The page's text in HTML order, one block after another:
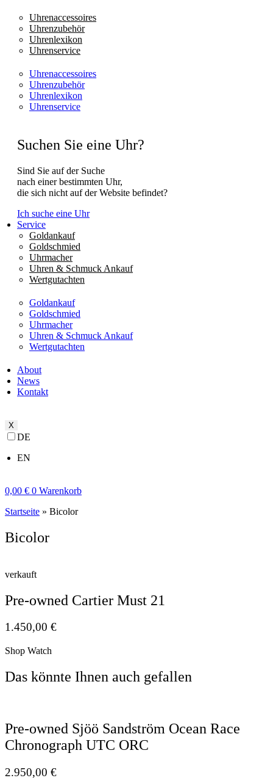
Uhrenaccessoires
Uhrenzubehör
Uhrenlexikon
Uhrenservice
Uhrenaccessoires
Uhrenzubehör
Uhrenlexikon
Uhrenservice
Suchen Sie eine Uhr?
Sind Sie auf der Suche
nach einer bestimmten Uhr,
die sich nicht auf der Website befindet?
Ich suche eine Uhr
Service
Goldankauf
Goldschmied
Uhrmacher
Uhren & Schmuck Ankauf
Wertgutachten
Goldankauf
Goldschmied
Uhrmacher
Uhren & Schmuck Ankauf
Wertgutachten
About
News
Kontakt
X
DE
EN
0,00 € 0 Warenkorb
Startseite » Bicolor
Bicolor
verkauft
Pre-owned Cartier Must 21
1.450,00 €
Shop Watch
Das könnte Ihnen auch gefallen
Pre-owned Sjöö Sandström Ocean Race
Chronograph UTC ORC
2.950,00 €